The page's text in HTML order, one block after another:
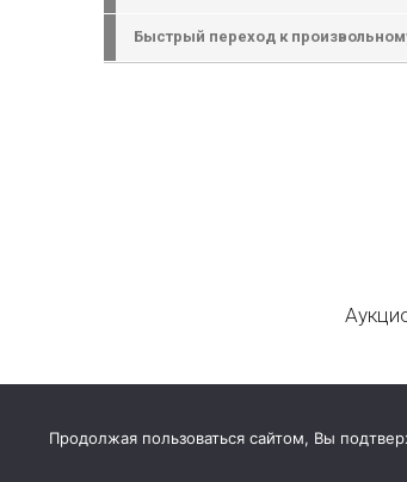
Быстрый переход к
Продолжая пользоваться сайтом, Вы